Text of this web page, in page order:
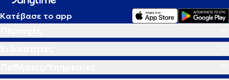
Κατέβασε το app